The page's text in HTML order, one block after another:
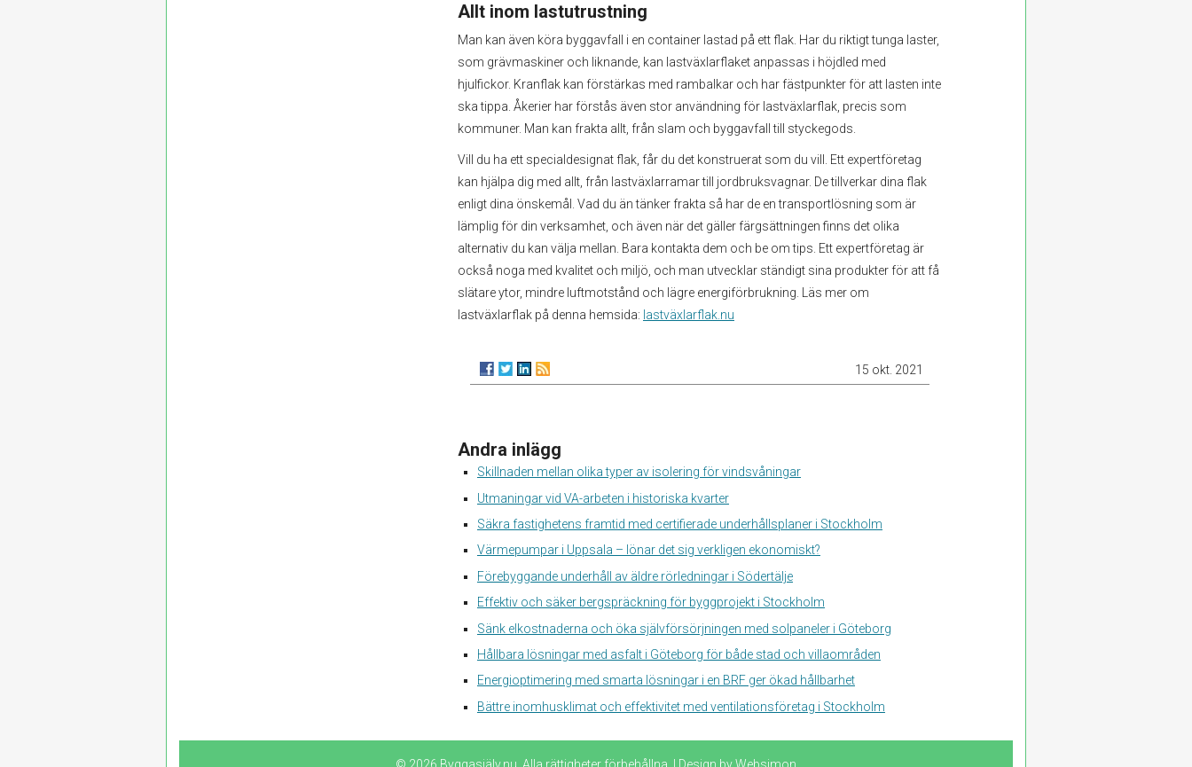
Allt inom lastutrustning
Man kan även köra byggavfall i en container lastad på ett flak. Har du riktigt tunga laster,
som grävmaskiner och liknande, kan lastväxlarflaket anpassas i höjdled med
hjulfickor. Kranflak kan förstärkas med rambalkar och har fästpunkter för att lasten inte
ska tippa. Åkerier har förstås även stor användning för lastväxlarflak, precis som
kommuner. Man kan frakta allt, från slam och byggavfall till styckegods.
Vill du ha ett specialdesignat flak, får du det konstruerat som du vill. Ett expertföretag
kan hjälpa dig med allt, från lastväxlarramar till jordbruksvagnar. De tillverkar dina flak
enligt dina önskemål. Vad du än tänker frakta så har de en transportlösning som är
lämplig för din verksamhet, och även när det gäller färgsättningen finns det olika
alternativ du kan välja mellan. Bara kontakta dem och be om tips. Ett expertföretag är
också noga med kvalitet och miljö, och man utvecklar ständigt sina produkter för att få
slätare ytor, mindre luftmotstånd och lägre energiförbrukning. Läs mer om
lastväxlarflak på denna hemsida: lastväxlarflak.nu
15 okt. 2021
Andra inlägg
Skillnaden mellan olika typer av isolering för vindsvåningar
Utmaningar vid VA-arbeten i historiska kvarter
Säkra fastighetens framtid med certifierade underhållsplaner i Stockholm
Värmepumpar i Uppsala – lönar det sig verkligen ekonomiskt?
Förebyggande underhåll av äldre rörledningar i Södertälje
Effektiv och säker bergspräckning för byggprojekt i Stockholm
Sänk elkostnaderna och öka självförsörjningen med solpaneler i Göteborg
Hållbara lösningar med asfalt i Göteborg för både stad och villaområden
Energioptimering med smarta lösningar i en BRF ger ökad hållbarhet
Bättre inomhusklimat och effektivitet med ventilationsföretag i Stockholm
© 2026 Byggasjälv.nu. Alla rättigheter förbehållna. | Design byWebsimon